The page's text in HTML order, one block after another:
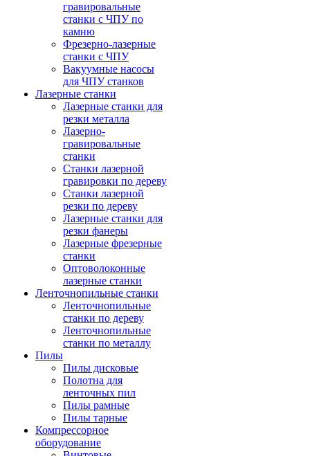
гравировальные
станки с ЧПУ по
камню
Фрезерно-лазерные
станки с ЧПУ
Вакуумные насосы
для ЧПУ станков
Лазерные станки
Лазерные станки для
резки металла
Лазерно-
гравировальные
станки
Станки лазерной
гравировки по дереву
Станки лазерной
резки по дереву
Лазерные станки для
резки фанеры
Лазерные фрезерные
станки
Оптоволоконные
лазерные станки
Ленточнопильные станки
Ленточнопильные
станки по дереву
Ленточнопильные
станки по металлу
Пилы
Пилы дисковые
Полотна для
ленточных пил
Пилы рамные
Пилы тарные
Компрессорное
оборудование